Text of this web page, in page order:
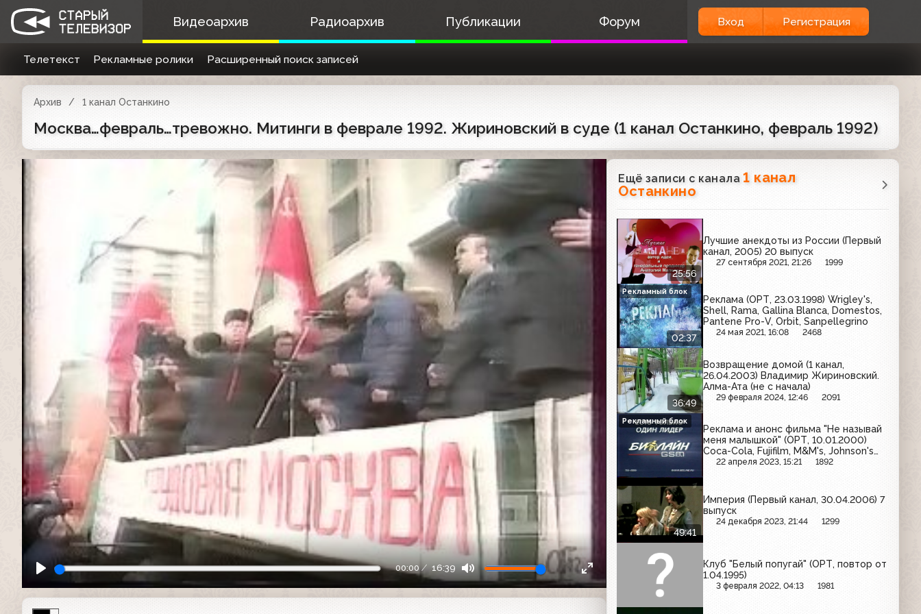
Видеоархив Радиоархив Публикации Форум Вход Регистрация
Телетекст Рекламные ролики Расширенный поиск записей
Архив 1 канал Останкино
Москва…февраль…тревожно. Митинги в феврале 1992. Жириновский в суде (1 канал Останкино, февраль 1992)
00:00 16:39
Ещё записи с канала1 канал
Останкино
25:56
Лучшие анекдоты из России (Первый
канал, 2005) 20 выпуск
27 сентября 2021, 21:26 1999
02:37
Реклама (ОРТ, 23.03.1998) Wrigley's,
Shell, Rama, Gallina Blanca, Domestos,
Pantene Pro-V, Orbit, Sanpellegrino
24 мая 2021, 16:08 2468
Рекламный блок
36:49
Возвращение домой (1 канал,
26.04.2003) Владимир Жириновский.
Алма-Ата (не с начала)
29 февраля 2024, 12:46 2091
Реклама и анонс фильма "Не называй
меня малышкой" (ОРТ, 10.01.2000)
Coca-Cola, Fujifilm, M&M's, Johnson's
Baby, MaxFactor, Галстена, Билайн
22 апреля 2023, 15:21 1892
Рекламный блок
49:41
Империя (Первый канал, 30.04.2006) 7
выпуск
24 декабря 2023, 21:44 1299
Клуб "Белый попугай" (ОРТ, повтор от
1.04.1995)
3 февраля 2022, 04:13 1981